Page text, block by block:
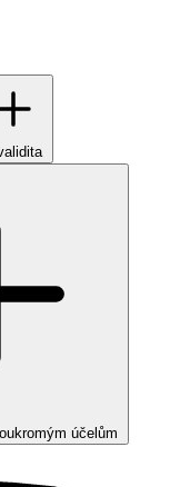
účelům